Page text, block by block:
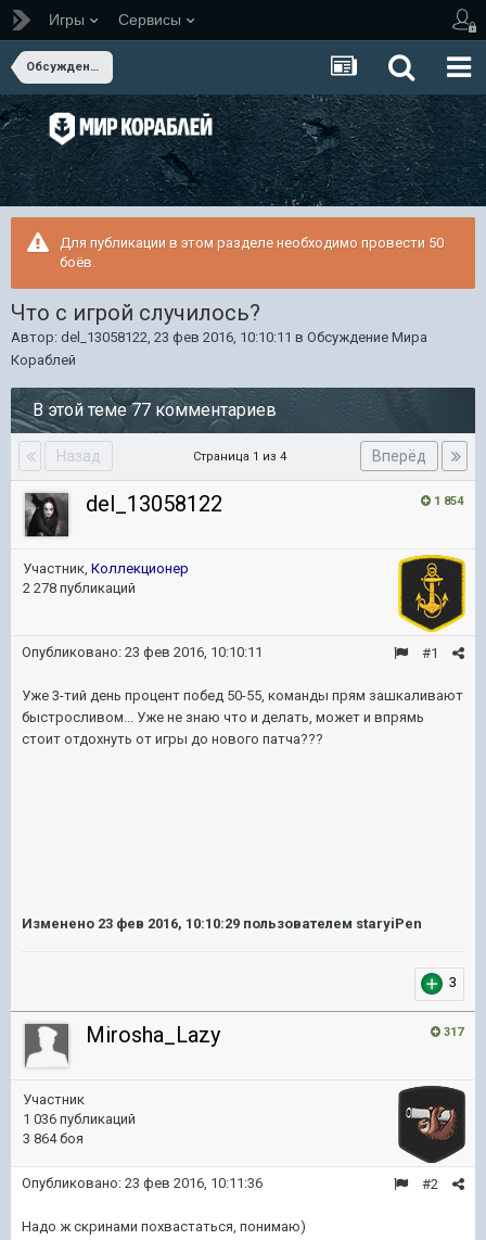
Игры Сервисы
Обсуждение Мира Кораблей
Для публикации в этом разделе необходимо провести 50
боёв.
Что с игрой случилось?
Автор: del_13058122, 23 фев 2016, 10:10:11 в Обсуждение Мира
Кораблей
В этой теме 77 комментариев
Назад Вперёд
Страница 1 из 4
1 854
del_13058122
Участник, Коллекционер
2 278 публикаций
#1
Опубликовано: 23 фев 2016, 10:10:11
Уже 3-тий день процент побед 50-55, команды прям зашкаливают
быстросливом... Уже не знаю что и делать, может и впрямь
стоит отдохнуть от игры до нового патча???
Изменено 23 фев 2016, 10:10:29 пользователем staryiPen
3
317
Mirosha_Lazy
Участник
1 036 публикаций
3 864 боя
#2
Опубликовано: 23 фев 2016, 10:11:36
Надо ж скринами похвастаться, понимаю)